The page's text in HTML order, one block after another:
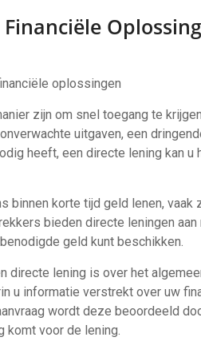
oplossingen
zijn om snel toegang te
uitgaven, een
heeft, een directe lening kan u
binnen korte tijd geld lenen,
bieden directe leningen
geld kunt beschikken.
directe lening is over het
u informatie verstrekt over uw
wordt deze beoordeeld
komt voor de lening.